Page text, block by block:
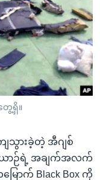
ေ့ရှိ။
သွားခဲ့တဲ့ အီဂျစ်
ယာဉ်ရဲ့ အချက်အလက်
ာက် Black Box ကို